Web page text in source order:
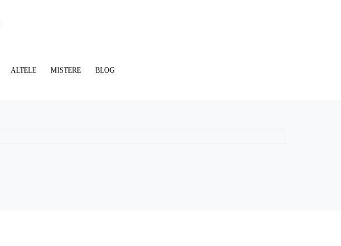
ALTELE MISTERE BLOG